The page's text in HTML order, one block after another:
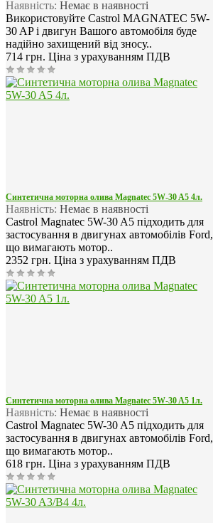
Наявність: Немає в наявності
Використовуйте Castrol MAGNATEC 5W-
30 AP і двигун Вашого автомобіля буде
надійно захищений від зносу..
714 грн. Ціна з урахуванням ПДВ
Синтетична моторна олива Magnatec 5W-30 A5 4л.
Наявність: Немає в наявності
Castrol Magnatec 5W-30 A5 підходить для
застосування в двигунах автомобілів Ford,
що вимагають мотор..
2352 грн. Ціна з урахуванням ПДВ
Синтетична моторна олива Magnatec 5W-30 A5 1л.
Наявність: Немає в наявності
Castrol Magnatec 5W-30 A5 підходить для
застосування в двигунах автомобілів Ford,
що вимагають мотор..
618 грн. Ціна з урахуванням ПДВ